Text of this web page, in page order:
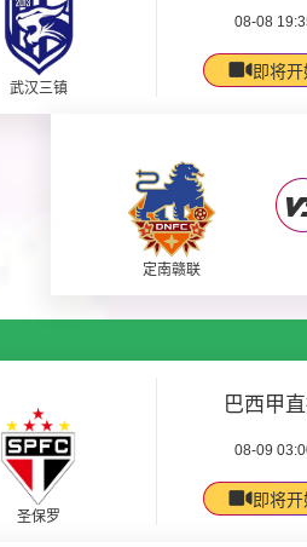
武汉三镇
08-08
即将开
定南赣联
圣保罗
巴西甲
08-09
即将开